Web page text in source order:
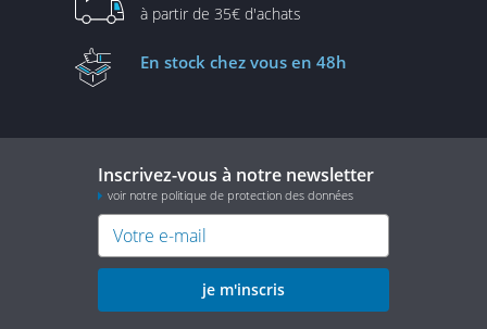
à partir de 35€ d'achats
En stock chez vous en 48h
Inscrivez-vous à notre newsletter
voir notre politique de protection des données
je m'inscris